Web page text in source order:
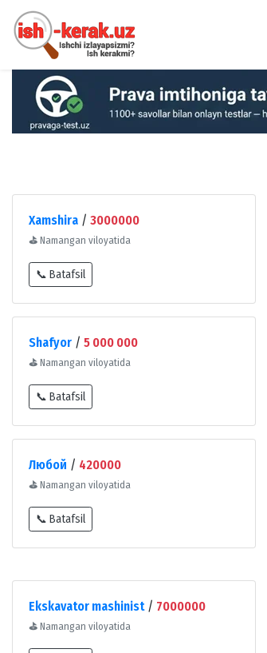
Xamshira / 3000000
⛳ Namangan viloyatida
📞 Batafsil
Shafyor / 5 000 000
⛳ Namangan viloyatida
📞 Batafsil
Любой / 420000
⛳ Namangan viloyatida
📞 Batafsil
Ekskavator mashinist/ 7000000
⛳ Namangan viloyatida